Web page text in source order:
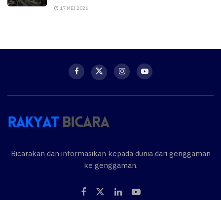
17 MEI 2026
Bicarakan dan informasikan kepada dunia dari genggaman
ke genggaman.